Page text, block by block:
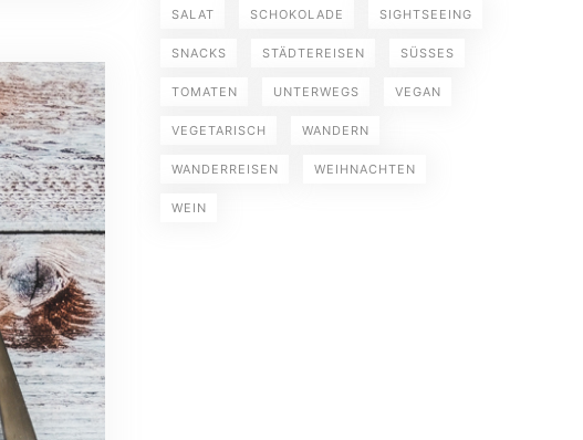
SALAT SCHOKOLADE SIGHTSEEING
SNACKS STÄDTEREISEN SÜSSES
TOMATEN UNTERWEGS VEGAN
VEGETARISCH WANDERN
WANDERREISEN WEIHNACHTEN
WEIN